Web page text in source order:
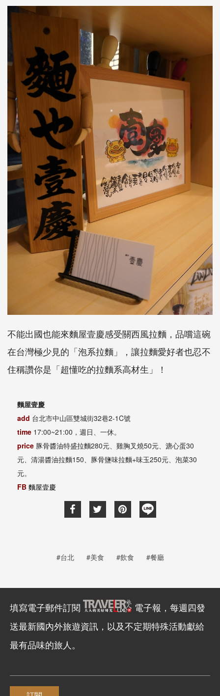
不能出國也能來麵屋壹慶感受關西風拉麵，品嚐這碗
在台灣極少見的「泡系拉麵」，讓拉麵愛好者也忍不
住稱讚你是「超懂吃的拉麵系高材生」！
麵屋壹慶
add 台北市中山區雙城街32巷2-1C號
time 17:00~21:00，週日、一休。
price 豚骨醬油特盛拉麵280元、雞胸叉燒50元、溏心蛋30
元、清湯醬油拉麵150、豚骨鹽味拉麵+味玉250元、泡菜30
元。
FB 麵屋壹慶
#台北 #美食 #飲食 #餐廳
填寫電子郵件訂閱
電子報，每週四發
送最新國內外旅遊資訊，以及不定期特殊活動獻給
最有品味的旅人。